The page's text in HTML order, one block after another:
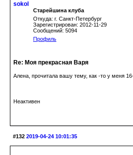
sokol
Старейшина клуба
Откуда: г. Санкт-Петербург
Зарегистрирован: 2012-11-29
Сообщений: 5094
Профиль
Re: Моя прекрасная Варя
Алена, прочитала вашу тему, как -то у меня
Неактивен
#132 2019-04-24 10:01:35